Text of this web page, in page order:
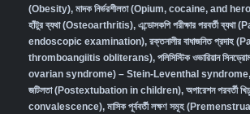
(Obesity), মাদক নির্ভরশীলতা (Opium, cocaine, and
হাঁটুর ব্যথা (Osteoarthritis), এন্ডোসকপি পরীক্ষার পরবর্তী
endoscopic examination), রক্তনালীর বাধাজনিত প্রদাহ
thromboangiitis obliterans), পলিসিস্টিক ওভারিয়ান
ovarian syndrome) – Stein-Leventhal syndrome,
জটিলতা (Postextubation in children), অপারেশন
convalescence), মাসিক পূর্ববর্তী লক্ষণ সমূহ